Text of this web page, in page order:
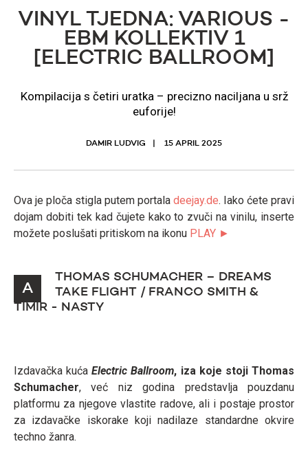
VINYL TJEDNA: VARIOUS -
EBM KOLLEKTIV 1
[ELECTRIC BALLROOM]
Kompilacija s četiri uratka – precizno naciljana u srž
euforije!
DAMIR LUDVIG 15 APRIL 2025
Ova je ploča stigla putem portala deejay.de. Iako ćete pravi
dojam dobiti tek kad čujete kako to zvuči na vinilu, inserte
možete poslušati pritiskom na ikonu PLAY ►
A
THOMAS SCHUMACHER – DREAMS
TAKE FLIGHT / FRANCO SMITH &
TIMIR - NASTY
Izdavačka kućaElectric Ballroom, iza koje stoji Thomas
Schumacher, već niz godina predstavlja pouzdanu
platformu za njegove vlastite radove, ali i postaje prostor
za izdavačke iskorake koji nadilaze standardne okvire
techno žanra.